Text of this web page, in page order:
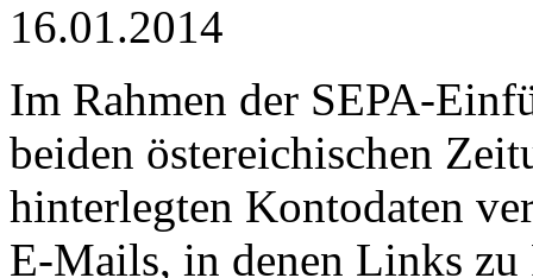
16.01.2014
Im Rahmen der SEPA-
beiden östereichischen
hinterlegten Kontodaten
E-Mails, in denen Links zu